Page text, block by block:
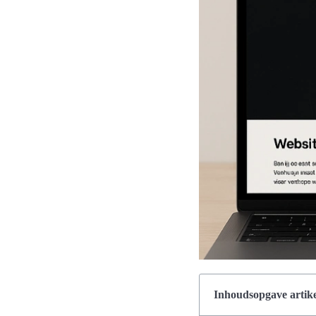
Inhoudsopgave